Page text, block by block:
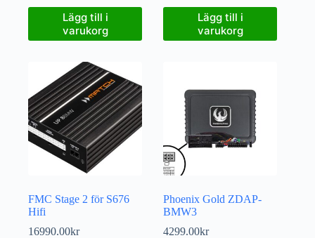
Lägg till i
varukorg
Lägg till i
varukorg
FMC Stage 2 för S676
Hifi
16990.00kr
Phoenix Gold ZDAP-
BMW3
4299.00kr